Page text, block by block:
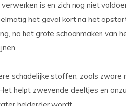
is en zich nog niet
het geval kort na het
na het grote schoonmaken van
schadelijke stoffen, zoals zware
helpt zwevende deeltjes en